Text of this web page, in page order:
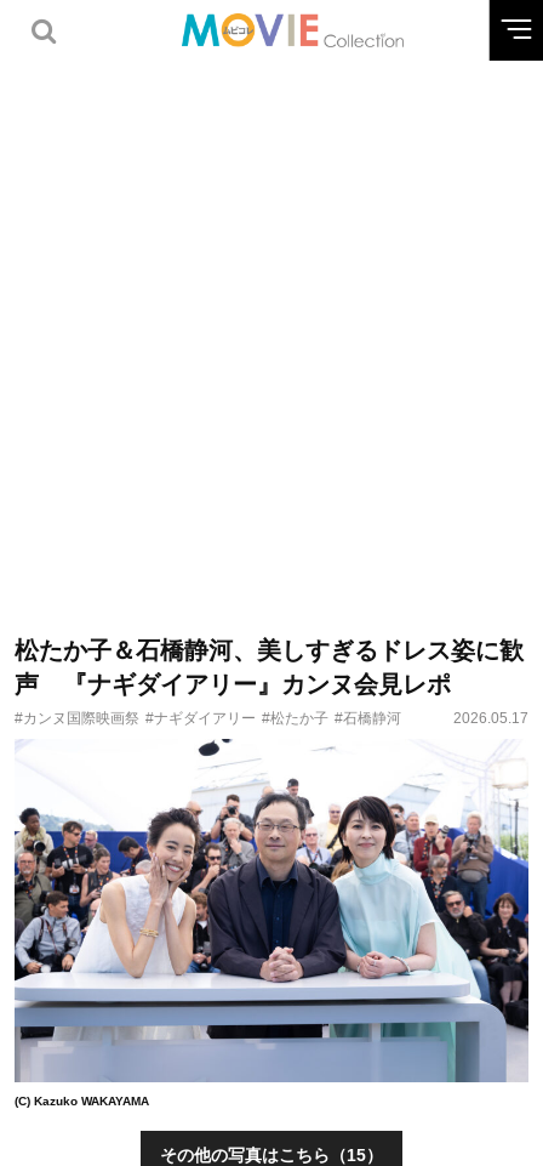
松たか子＆石橋静河、美しすぎるドレス姿に歓
声 『ナギダイアリー』カンヌ会見レポ
#カンヌ国際映画祭 #ナギダイアリー #松たか子 #石橋静河 2026.05.17
(C) Kazuko WAKAYAMA
その他の写真はこちら（15）